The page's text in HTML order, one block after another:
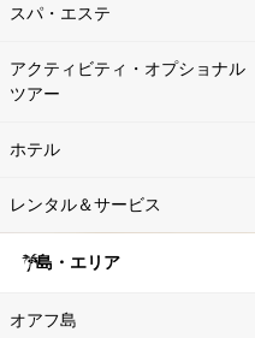
スパ・エステ
アクティビティ・オプショナル
ツアー
ホテル
レンタル＆サービス
島・エリア
オアフ島